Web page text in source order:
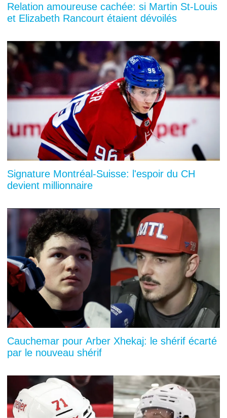
Relation amoureuse cachée: si Martin St-Louis
et Elizabeth Rancourt étaient dévoilés
Signature Montréal-Suisse: l'espoir du CH
devient millionnaire
Cauchemar pour Arber Xhekaj: le shérif écarté
par le nouveau shérif